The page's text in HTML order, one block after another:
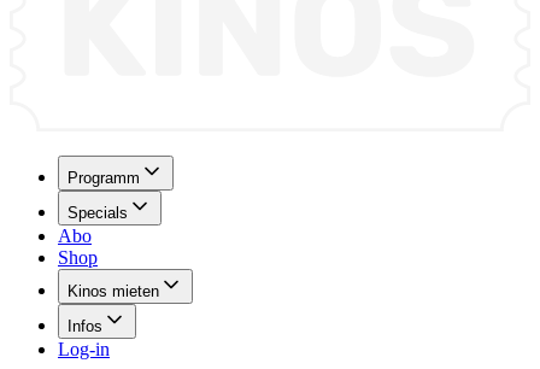
Programm
Specials
Abo
Shop
Kinos mieten
Infos
Log-in